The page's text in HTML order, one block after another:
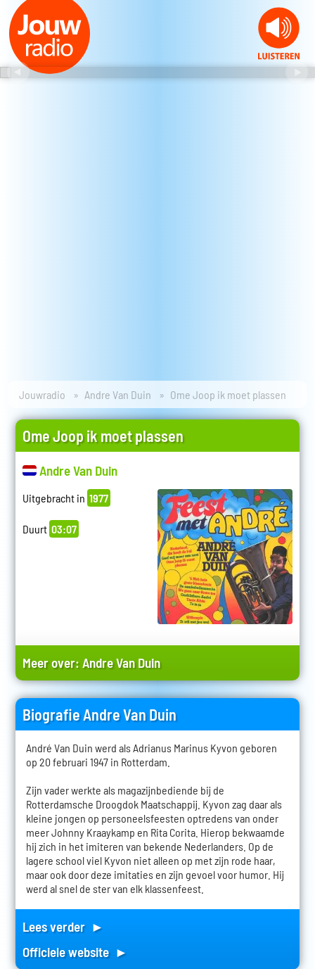
Jouwradio Andre Van Duin Ome Joop ik moet plassen
Ome Joop ik moet plassen
Andre Van Duin
Uitgebracht in 1977
Duurt 03:07
Meer over:Andre Van Duin
Biografie Andre Van Duin
André Van Duin werd als Adrianus Marinus Kyvon geboren
op 20 februari 1947 in Rotterdam.
Zijn vader werkte als magazijnbediende bij de
Rotterdamsche Droogdok Maatschappij. Kyvon zag daar als
kleine jongen op personeelsfeesten optredens van onder
meer Johnny Kraaykamp en Rita Corita. Hierop bekwaamde
hij zich in het imiteren van bekende Nederlanders. Op de
lagere school viel Kyvon niet alleen op met zijn rode haar,
maar ook door deze imitaties en zijn gevoel voor humor. Hij
werd al snel de ster van elk klassenfeest.
Lees verder ►
Officiele website ►